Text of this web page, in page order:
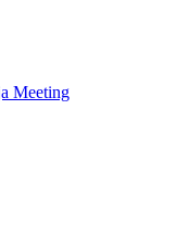
Meeting